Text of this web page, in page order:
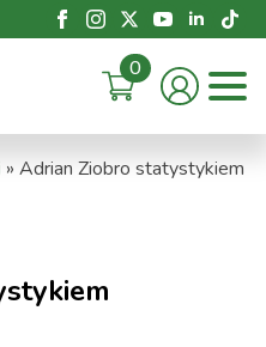
0
» Adrian Ziobro statystykiem